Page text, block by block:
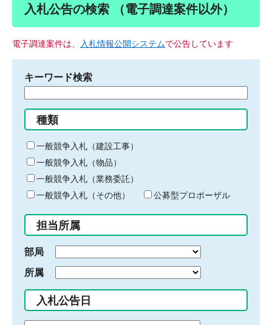
入札公告の検索 （電子調達案件以外）
電子調達案件は、 入札情報公開システムで公告しています
キーワード検索
る
キ
ー
ワ
ー
ド
入
力
種類
一般競争入札（建設工事）
一般競争入札（物品）
一般競争入札（業務委託）
一般競争入札（その他）
公募型プロポーザル
担当所属
部局
所属
入札公告日